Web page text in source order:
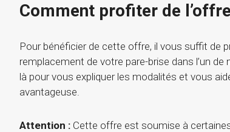
Comment profiter de
Pour bénéficier de cette offre, il vous suffit de
remplacement de votre pare-brise dans l’un
là pour vous expliquer les modalités et vous
avantageuse.
Attention : Cette offre est soumise à